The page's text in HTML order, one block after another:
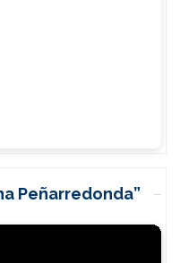
Peñarredonda”